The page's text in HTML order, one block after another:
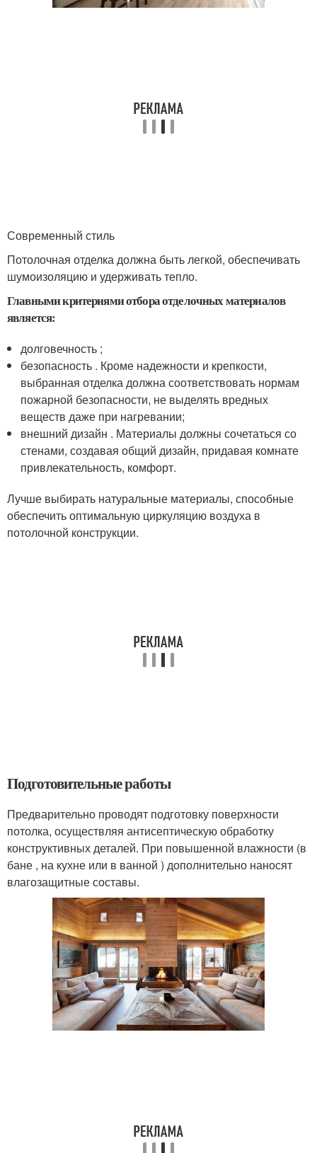
Современный стиль
Потолочная отделка должна быть легкой, обеспечивать
шумоизоляцию и удерживать тепло.
Главными критериями отбора отделочных материалов
является:
долговечность ;
безопасность . Кроме надежности и крепкости,
выбранная отделка должна соответствовать нормам
пожарной безопасности, не выделять вредных
веществ даже при нагревании;
внешний дизайн . Материалы должны сочетаться со
стенами, создавая общий дизайн, придавая комнате
привлекательность, комфорт.
Лучше выбирать натуральные материалы, способные
обеспечить оптимальную циркуляцию воздуха в
потолочной конструкции.
Подготовительные работы
Предварительно проводят подготовку поверхности
потолка, осуществляя антисептическую обработку
конструктивных деталей. При повышенной влажности (в
бане , на кухне или в ванной ) дополнительно наносят
влагозащитные составы.